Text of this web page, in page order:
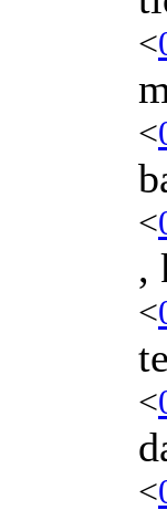
<
<
<
,
<
<
<